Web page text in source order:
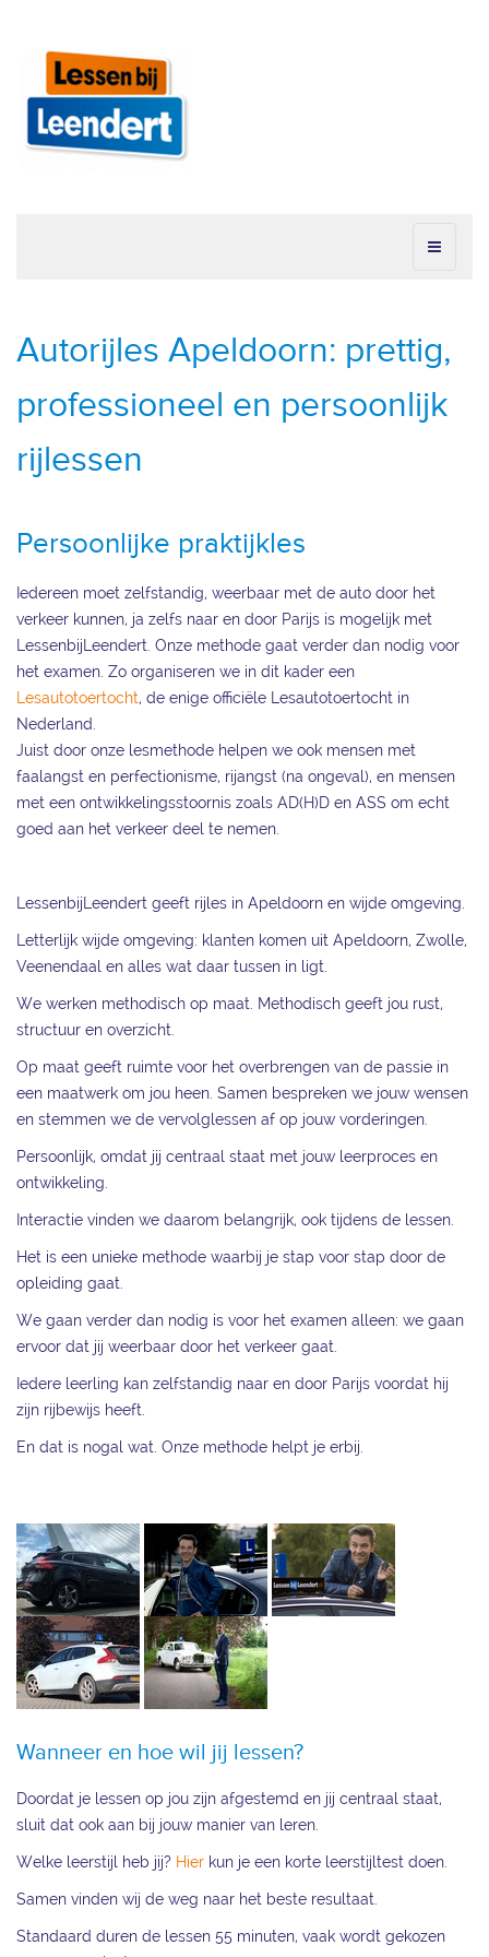
Autorijles Apeldoorn: prettig,
professioneel en persoonlijk
rijlessen
Persoonlijke praktijkles
Iedereen moet zelfstandig, weerbaar met de auto door het
verkeer kunnen, ja zelfs naar en door Parijs is mogelijk met
LessenbijLeendert. Onze methode gaat verder dan nodig voor
het examen. Zo organiseren we in dit kader een
Lesautotoertocht, de enige officiële Lesautotoertocht in
Nederland.
Juist door onze lesmethode helpen we ook mensen met
faalangst en perfectionisme, rijangst (na ongeval), en mensen
met een ontwikkelingsstoornis zoals AD(H)D en ASS om echt
goed aan het verkeer deel te nemen.
LessenbijLeendert geeft rijles in Apeldoorn en wijde omgeving.
Letterlijk wijde omgeving: klanten komen uit Apeldoorn, Zwolle,
Veenendaal en alles wat daar tussen in ligt.
We werken methodisch op maat. Methodisch geeft jou rust,
structuur en overzicht.
Op maat geeft ruimte voor het overbrengen van de passie in
een maatwerk om jou heen. Samen bespreken we jouw wensen
en stemmen we de vervolglessen af op jouw vorderingen.
Persoonlijk, omdat jij centraal staat met jouw leerproces en
ontwikkeling.
Interactie vinden we daarom belangrijk, ook tijdens de lessen.
Het is een unieke methode waarbij je stap voor stap door de
opleiding gaat.
We gaan verder dan nodig is voor het examen alleen: we gaan
ervoor dat jij weerbaar door het verkeer gaat.
Iedere leerling kan zelfstandig naar en door Parijs voordat hij
zijn rijbewijs heeft.
En dat is nogal wat. Onze methode helpt je erbij.
Wanneer en hoe wil jij lessen?
Doordat je lessen op jou zijn afgestemd en jij centraal staat,
sluit dat ook aan bij jouw manier van leren.
Welke leerstijl heb jij? Hier kun je een korte leerstijltest doen.
Samen vinden wij de weg naar het beste resultaat.
Standaard duren de lessen 55 minuten, vaak wordt gekozen